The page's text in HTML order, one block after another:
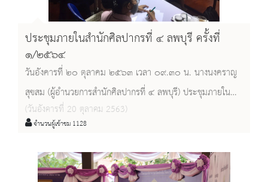
ประชุมภายในสำนักศิลปากรที่ ๔ ลพบุรี ครั้งที่
๑/๒๕๖๔
วันอังคารที่ ๒๐ ตุลาคม ๒๕๖๓ เวลา ๐๙.๓๐ น. นางนงคราญ
สุขสม (ผู้อำนวยการสำนักศิลปากรที่ ๔ ลพบุรี) ประชุมภายใน
สำนักศิลปากรที่ ๔ ลพบุรี ครั้งที่ ๑/๒๕๖๔ โดยมีหน่วยงานใน
สังกัดเข้าร่วมประชุม ได้แก่ ๑. ผู้อำนวยการกลุ่มโบราณคดี ๒. ผู้
อำนวยการกลุ่มอนุรักษ์โบราณสถาน ๓. ผู้อำนวยการพิพิภัณฑ
สถานแห่งชาติสมเด็จพระนารายณ์ ๔. หัวหน้าฝ่ายบริหารงาน
(วันอังคารที่ 20 ตุลาคม 2563)
จำนวนผู้เข้าชม 1128